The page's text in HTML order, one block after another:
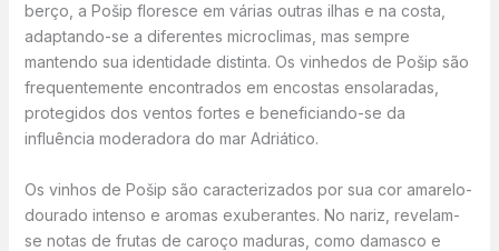
berço, a Pošip floresce em várias outras ilhas e na costa,
adaptando-se a diferentes microclimas, mas sempre
mantendo sua identidade distinta. Os vinhedos de Pošip são
frequentemente encontrados em encostas ensolaradas,
protegidos dos ventos fortes e beneficiando-se da
influência moderadora do mar Adriático.
Os vinhos de Pošip são caracterizados por sua cor amarelo-
dourado intenso e aromas exuberantes. No nariz, revelam-
se notas de frutas de caroço maduras, como damasco e